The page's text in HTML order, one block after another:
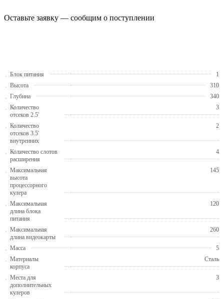
Оставьте заявку — сообщим о поступлении
Блок питания
1
Высота
310
Глубина
340
Количество
отсеков 2.5'
3
Количество
отсеков 3.5'
внутренних
2
Количество слотов
расширения
4
Максимальная
высота
процессорного
кулера
145
Максимальная
длина блока
питания
120
Максимальная
длина видеокарты
260
Масса
5
Материалы
корпуса
Сталь
Места для
дополнительных
кулеров
3